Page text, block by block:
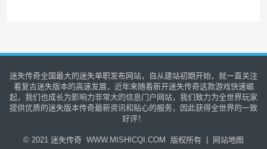
迷失传奇全国最大的迷失单职发布网站，自从建站初期开始，就一直关注
着复古迷失版本的高速发展，近年来随着新开迷失传奇这款游戏快速崛
起，我们也成长为影响力非常大的信息门户网站，我们致力为全世界玩家
提供优质的迷失版本传奇最新资讯和贴心的服务，因此获得全世界的一致
好评！
© 2021 迷失传奇 WWW.MISHICQI.COM 版权所有 | 网站地图